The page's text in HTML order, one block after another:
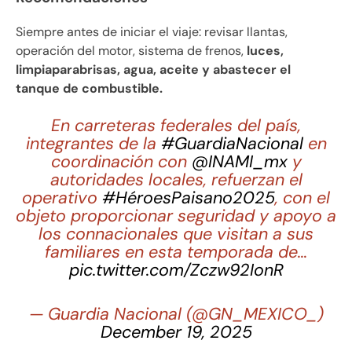
Siempre antes de iniciar el viaje: revisar llantas,
operación del motor, sistema de frenos, luces,
limpiaparabrisas, agua, aceite y abastecer el
tanque de combustible.
En carreteras federales del país,
integrantes de la #GuardiaNacionalen
coordinación con @INAMI_mxy
autoridades locales, refuerzan el
operativo #HéroesPaisano2025, con el
objeto proporcionar seguridad y apoyo a
los connacionales que visitan a sus
familiares en esta temporada de…
pic.twitter.com/Zczw92IonR
— Guardia Nacional (@GN_MEXICO_)
December 19, 2025